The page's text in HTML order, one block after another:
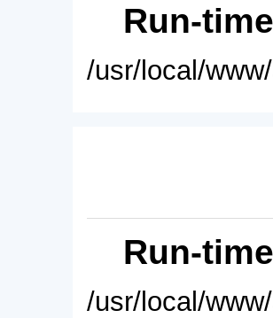
Run-
/usr/local/
Run-
/usr/local/